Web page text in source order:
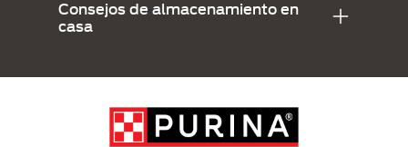
Consejos de almacenamiento en
casa